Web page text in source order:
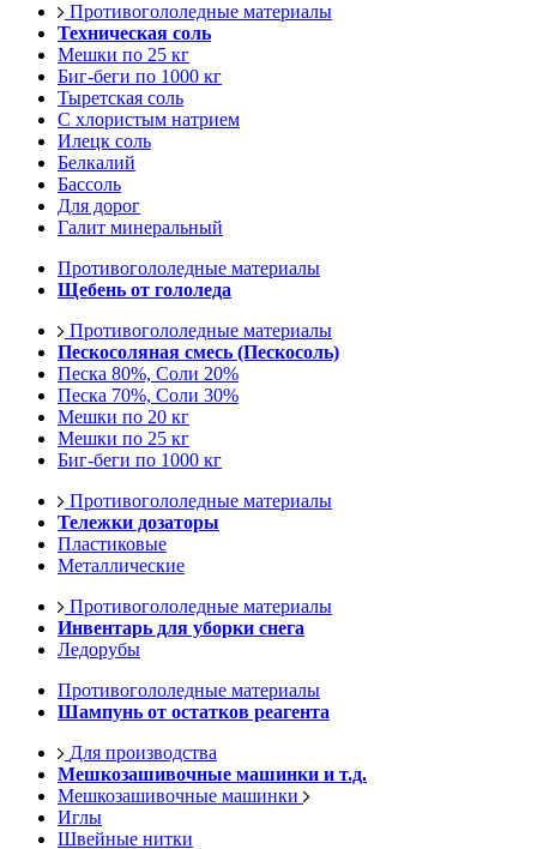
Противогололедные материалы
Техническая соль
Мешки по 25 кг
Биг-беги по 1000 кг
Тыретская соль
С хлористым натрием
Илецк соль
Белкалий
Бассоль
Для дорог
Галит минеральный
Противогололедные материалы
Щебень от гололеда
Противогололедные материалы
Пескосоляная смесь (Пескосоль)
Песка 80%, Соли 20%
Песка 70%, Соли 30%
Мешки по 20 кг
Мешки по 25 кг
Биг-беги по 1000 кг
Противогололедные материалы
Тележки дозаторы
Пластиковые
Металлические
Противогололедные материалы
Инвентарь для уборки снега
Ледорубы
Противогололедные материалы
Шампунь от остатков реагента
Для производства
Мешкозашивочные машинки и т.д.
Мешкозашивочные машинки
Иглы
Швейные нитки